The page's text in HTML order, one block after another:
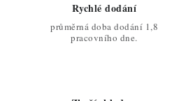
Rychlé dodání
průměrná doba dodání 1,8
pracovního dne.